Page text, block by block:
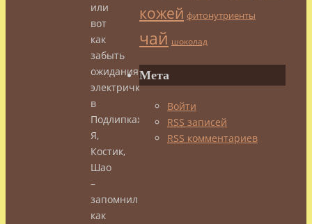
или
вот
как
забыть
ожидания
электрички
в
Подлипках?
Я,
Костик,
Шао
–
запомнил
как
кожей фитонутриенты
чай шоколад
Мета
Войти
RSS записей
RSS комментариев